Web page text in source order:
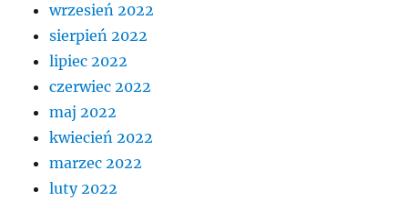
wrzesień 2022
sierpień 2022
lipiec 2022
czerwiec 2022
maj 2022
kwiecień 2022
marzec 2022
luty 2022